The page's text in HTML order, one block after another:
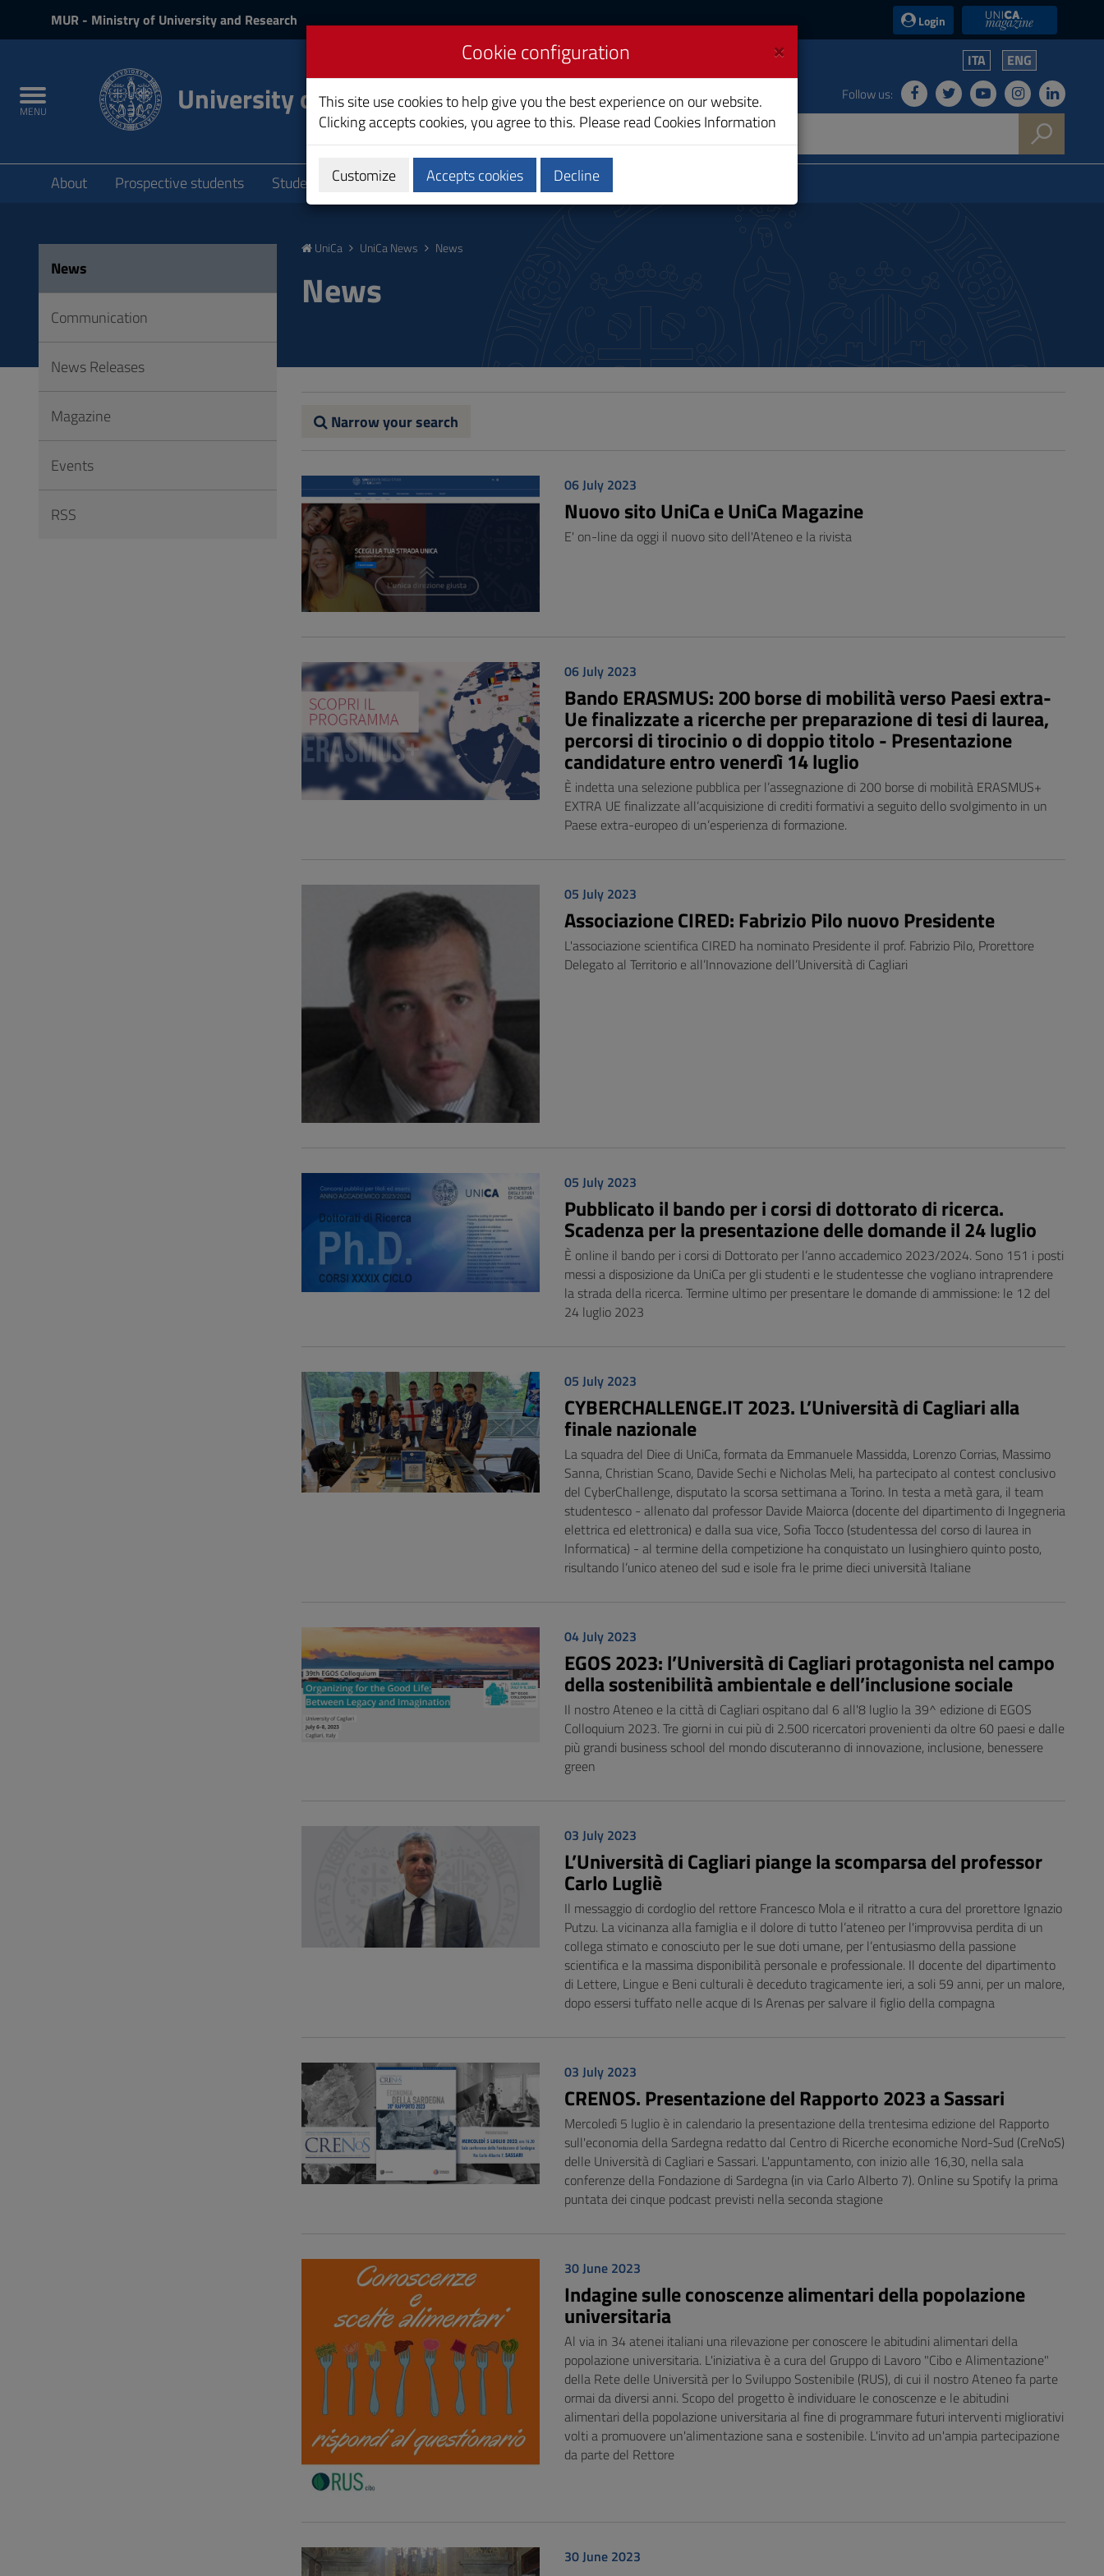
Footer
MUR - Ministry of University and Research Login UniCA News
Toggle
navigation
MENU University of Cagliari
ITA ENG
Follow us:
Submenu
About Prospective students Students Postgraduate Research Society and territory
UniCa UniCa News News
News
Narrow your search
06 July 2023
Nuovo sito UniCa e UniCa Magazine
E' on-line da oggi il nuovo sito dell'Ateneo e la rivista
06 July 2023
Bando ERASMUS: 200 borse di mobilità verso Paesi extra-
Ue finalizzate a ricerche per preparazione di tesi di laurea,
percorsi di tirocinio o di doppio titolo - Presentazione
candidature entro venerdì 14 luglio
È indetta una selezione pubblica per l’assegnazione di 200 borse di mobilità ERASMUS+
EXTRA UE finalizzate all’acquisizione di crediti formativi a seguito dello svolgimento in un
Paese extra-europeo di un’esperienza di formazione.
05 July 2023
Associazione CIRED: Fabrizio Pilo nuovo Presidente
L'associazione scientifica CIRED ha nominato Presidente il prof. Fabrizio Pilo, Prorettore
Delegato al Territorio e all’Innovazione dell’Università di Cagliari
05 July 2023
Pubblicato il bando per i corsi di dottorato di ricerca.
Scadenza per la presentazione delle domande il 24 luglio
È online il bando per i corsi di Dottorato per l’anno accademico 2023/2024. Sono 151 i posti
messi a disposizione da UniCa per gli studenti e le studentesse che vogliano intraprendere
la strada della ricerca. Termine ultimo per presentare le domande di ammissione: le 12 del
24 luglio 2023
05 July 2023
CYBERCHALLENGE.IT 2023. L’Università di Cagliari alla
finale nazionale
La squadra del Diee di UniCa, formata da Emmanuele Massidda, Lorenzo Corrias, Massimo
Sanna, Christian Scano, Davide Sechi e Nicholas Meli, ha partecipato al contest conclusivo
del CyberChallenge, disputato la scorsa settimana a Torino. In testa a metà gara, il team
studentesco - allenato dal professor Davide Maiorca (docente del dipartimento di Ingegneria
elettrica ed elettronica) e dalla sua vice, Sofia Tocco (studentessa del corso di laurea in
Informatica) - al termine della competizione ha conquistato un lusinghiero quinto posto,
risultando l’unico ateneo del sud e isole fra le prime dieci università Italiane
04 July 2023
EGOS 2023: l’Università di Cagliari protagonista nel campo
della sostenibilità ambientale e dell’inclusione sociale
Il nostro Ateneo e la città di Cagliari ospitano dal 6 all'8 luglio la 39^ edizione di EGOS
Colloquium 2023. Tre giorni in cui più di 2.500 ricercatori provenienti da oltre 60 paesi e dalle
più grandi business school del mondo discuteranno di innovazione, inclusione, benessere
green
03 July 2023
L’Università di Cagliari piange la scomparsa del professor
Carlo Lugliè
Il messaggio di cordoglio del rettore Francesco Mola e il ritratto a cura del prorettore Ignazio
Putzu. La vicinanza alla famiglia e il dolore di tutto l’ateneo per l'improvvisa perdita di un
collega stimato e conosciuto per le sue doti umane, per l’entusiasmo della passione
scientifica e la massima disponibilità personale e professionale. Il docente del dipartimento
di Lettere, Lingue e Beni culturali è deceduto tragicamente ieri, a soli 59 anni, per un malore,
dopo essersi tuffato nelle acque di Is Arenas per salvare il figlio della compagna
03 July 2023
CRENOS. Presentazione del Rapporto 2023 a Sassari
Mercoledì 5 luglio è in calendario la presentazione della trentesima edizione del Rapporto
sull'economia della Sardegna redatto dal Centro di Ricerche economiche Nord-Sud (CreNoS)
delle Università di Cagliari e Sassari. L'appuntamento, con inizio alle 16,30, nella sala
conferenze della Fondazione di Sardegna (in via Carlo Alberto 7). Online su Spotify la prima
puntata dei cinque podcast previsti nella seconda stagione
30 June 2023
Indagine sulle conoscenze alimentari della popolazione
universitaria
Al via in 34 atenei italiani una rilevazione per conoscere le abitudini alimentari della
popolazione universitaria. L'iniziativa è a cura del Gruppo di Lavoro "Cibo e Alimentazione"
della Rete delle Università per lo Sviluppo Sostenibile (RUS), di cui il nostro Ateneo fa parte
ormai da diversi anni. Scopo del progetto è individuare le conoscenze e le abitudini
alimentari della popolazione universitaria al fine di programmare futuri interventi migliorativi
volti a promuovere un'alimentazione sana e sostenibile. L'invito ad un'ampia partecipazione
da parte del Rettore
30 June 2023
News
Communication
News Releases
Magazine
Events
RSS
×
Cookie configuration
This site use cookies to help give you the best experience on our website.
Clicking accepts cookies, you agree to this. Please read Cookies Information
Customize Accepts cookies Decline